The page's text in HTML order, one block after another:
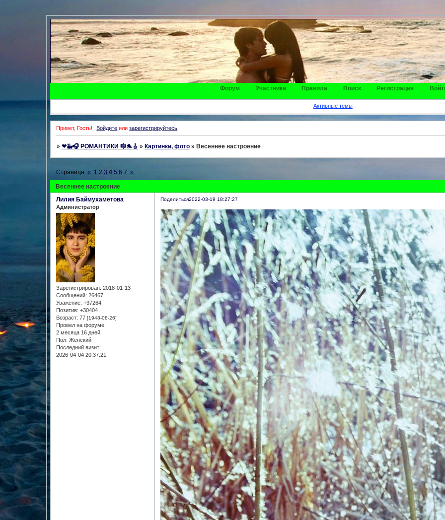
Форум Участники Правила Поиск Регистрация
Активные темы
Привет, Гость! Войдите илизарегистрируйтесь.
» ❤🐳🎧 РОМАНТИКИ 🎼🐬🎸 » Картинки, фото » Весеннее настроение
Весеннее настроение
Страница: « 1 2 3 4 5 6 7 »
Поделиться2022-03-19 18:27:27
Лилия Баймухаметова
Администратор
Зарегистрирован: 2018-01-13
Сообщений: 26467
Уважение: +37264
Позитив: +30404
Возраст: 77 [1948-08-26]
Провел на форуме:
2 месяца 16 дней
Пол: Женский
Последний визит:
2026-04-04 20:37:21